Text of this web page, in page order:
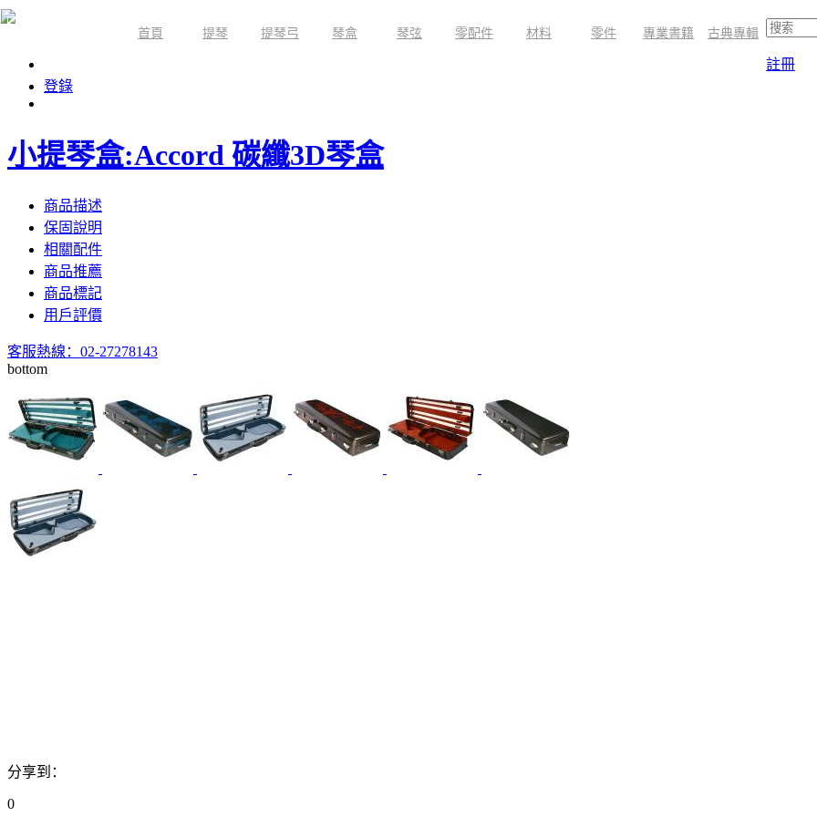
首頁 提琴 提琴弓 琴盒 琴弦 零配件 材料 零件 專業書籍 古典專輯
註冊
登錄
小提琴盒:Accord 碳纖3D琴盒
商品描述
保固說明
相關配件
商品推薦
商品標記
用戶評價
客服熱線：02-27278143
bottom
分享到：
0